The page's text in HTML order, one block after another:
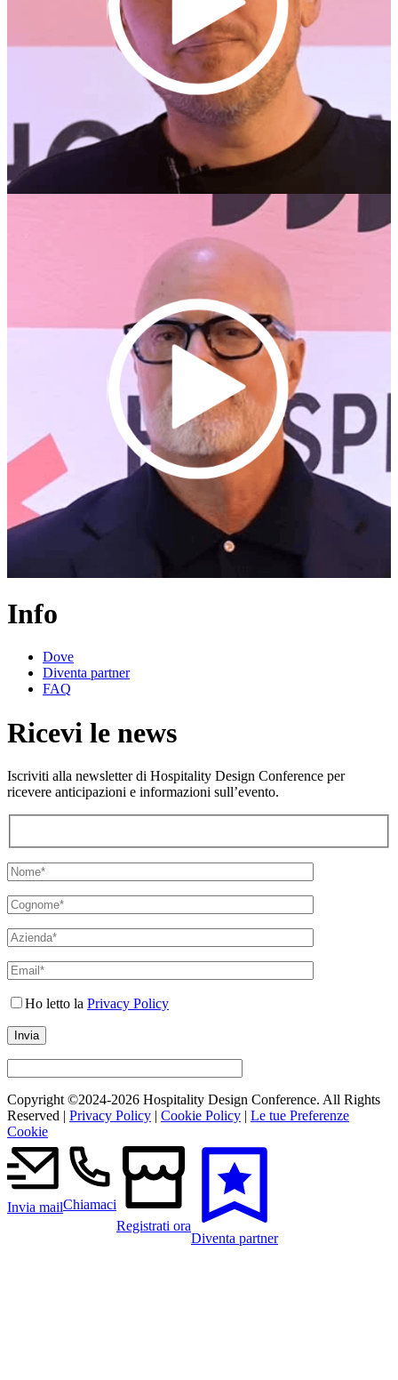
Info
Dove
Diventa partner
FAQ
Ricevi le news
Iscriviti alla newsletter di Hospitality Design Conference per
ricevere anticipazioni e informazioni sull’evento.
Ho letto la Privacy Policy
Copyright ©2024-2026 Hospitality Design Conference. All Rights
Reserved | Privacy Policy | Cookie Policy | Le tue Preferenze
Cookie
Invia mailChiamaci
Registrati ora
Diventa partner